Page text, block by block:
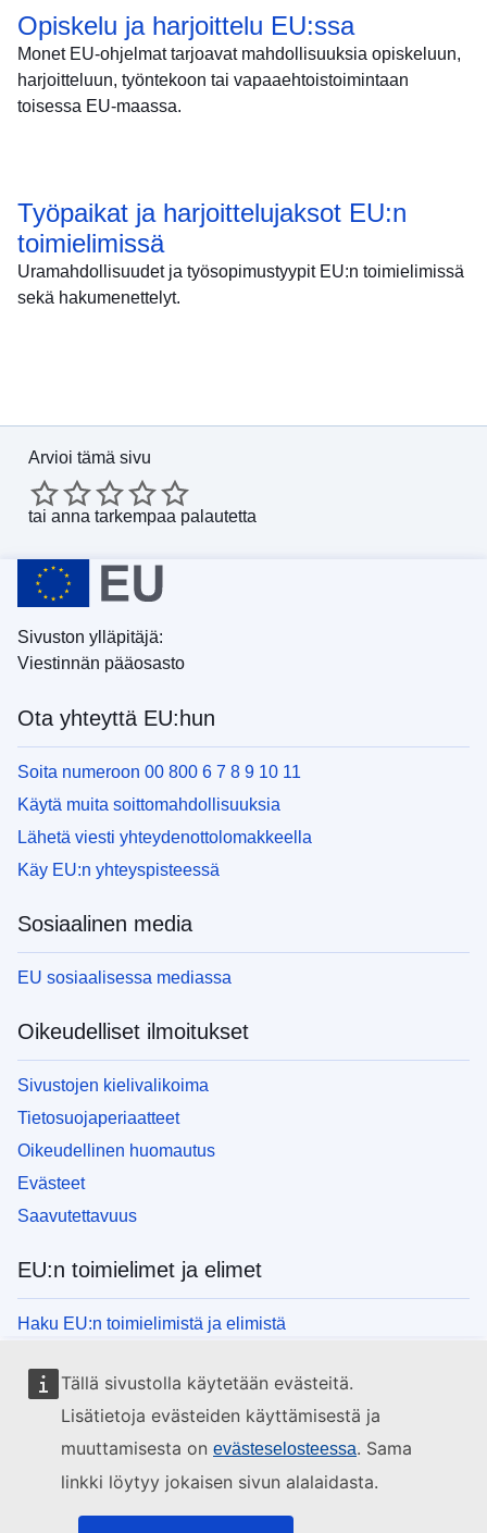
Tällä sivustolla käytetään evästeitä.
Lisätietoja evästeiden käyttämisestä ja
muuttamisesta on evästeselosteessa. Sama
linkki löytyy jokaisen sivun alalaidasta.
Opiskelu ja harjoittelu EU:ssa
Monet EU-ohjelmat tarjoavat mahdollisuuksia opiskeluun,
harjoitteluun, työntekoon tai vapaaehtoistoimintaan
toisessa EU-maassa.
Työpaikat ja harjoittelujaksot EU:n
toimielimissä
Uramahdollisuudet ja työsopimustyypit EU:n toimielimissä
sekä hakumenettelyt.
Arvioi tämä sivu
tai anna tarkempaa palautetta
Sivuston ylläpitäjä:
Viestinnän pääosasto
Ota yhteyttä EU:hun
Soita numeroon 00 800 6 7 8 9 10 11
Käytä muita soittomahdollisuuksia
Lähetä viesti yhteydenottolomakkeella
Käy EU:n yhteyspisteessä
Sosiaalinen media
EU sosiaalisessa mediassa
Oikeudelliset ilmoitukset
Sivustojen kielivalikoima
Tietosuojaperiaatteet
Oikeudellinen huomautus
Evästeet
Saavutettavuus
EU:n toimielimet ja elimet
Haku EU:n toimielimistä ja elimistä